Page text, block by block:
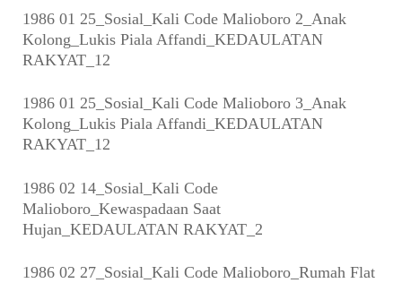
1986 01 25_Sosial_Kali Code Malioboro 2_Anak
Kolong_Lukis Piala Affandi_KEDAULATAN
RAKYAT_12
1986 01 25_Sosial_Kali Code Malioboro 3_Anak
Kolong_Lukis Piala Affandi_KEDAULATAN
RAKYAT_12
1986 02 14_Sosial_Kali Code
Malioboro_Kewaspadaan Saat
Hujan_KEDAULATAN RAKYAT_2
1986 02 27_Sosial_Kali Code Malioboro_Rumah Flat